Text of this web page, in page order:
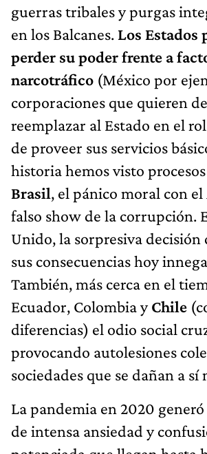
guerras tribales y purgas
en los Balcanes. Los Estados
perder su poder frente a
narcotráfico (México por
corporaciones que quieren
reemplazar al Estado en el
de proveer sus servicios
historia hemos visto
Brasil, el pánico moral con el
falso show de la corrupción.
Unido, la sorpresiva decisión
sus consecuencias hoy
También, más cerca en el
Ecuador, Colombia yChile
diferencias) el odio social
provocando autolesiones
sociedades que se dañan a sí
La pandemia en 2020
de intensa ansiedad y